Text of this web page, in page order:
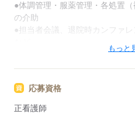
【もちろん無料】
費用は一切かかりません。
●体調管理・服薬管理・各処置
の介助
●担当者会議、退院時カンファ
※訪問件数：5-6件／日
■おすすめポイント
●学ぶ意欲のある人を全力でサポ
もっと
応募資格
正看護師